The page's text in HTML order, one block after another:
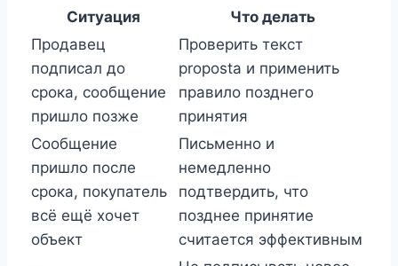
Ситуация
Что делать
Продавец
подписал до
срока, сообщение
пришло позже
Проверить текст
proposta и применить
правило позднего
принятия
Сообщение
пришло после
срока, покупатель
всё ещё хочет
объект
Письменно и
немедленно
подтвердить, что
позднее принятие
считается эффективным